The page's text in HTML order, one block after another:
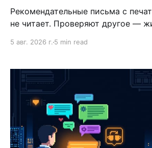
Рекомендательные письма с
не читает. Проверяют другое —
5 авг. 2026 г. 5 min read